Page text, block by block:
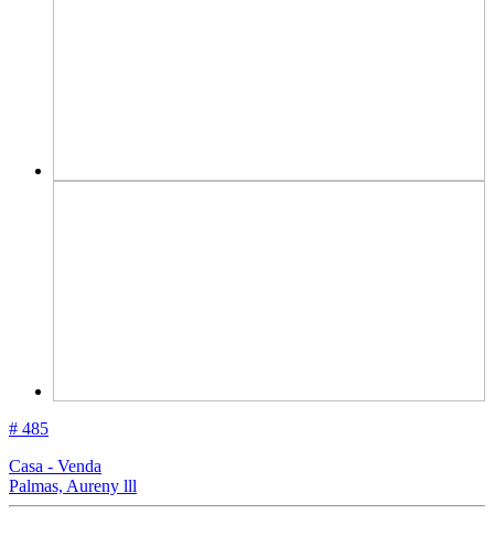
# 485
Casa - Venda
Palmas, Aureny lll